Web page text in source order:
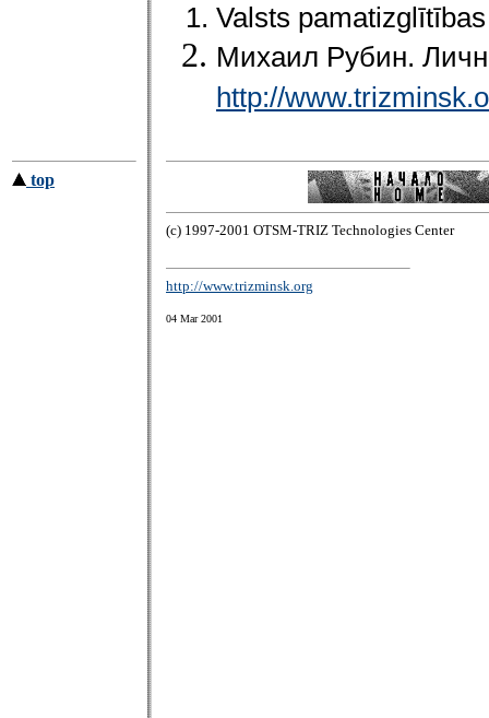
Valsts
Михаил Рубин.
http://
top
(c) 1997-2001 OTSM-TRIZ Technologies Center
http://www.trizminsk.org
04 Mar 2001